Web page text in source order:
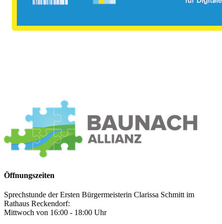
Öffnungszeiten
Sprechstunde der Ersten Bürgermeisterin Clarissa Schmitt im
Rathaus Reckendorf:
Mittwoch von 16:00 - 18:00 Uhr